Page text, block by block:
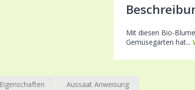
Mit diesen Bio-
Gemüsegärten hat...
Eigenschaften Aussaat Anweisung